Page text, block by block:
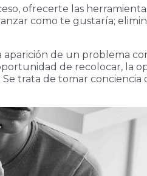
ofrecerte las
como te gustaría;
de un problema
de recolocar, la
trata de tomar conciencia